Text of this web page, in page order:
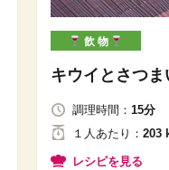
飲 物
キウイとさつ
調理時間： 15分
１人あたり ： 203
レシピを見る